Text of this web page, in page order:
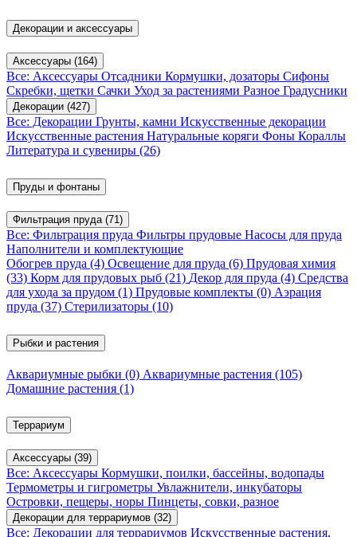
Декорации и аксессуары
Аксессуары (164)
Все: Аксессуары Отсадники Кормушки, дозаторы Сифоны
Скребки, щетки Сачки Уход за растениями Разное Градусники
Декорации (427)
Все: Декорации Грунты, камни Искусственные декорации
Искусственные растения Натуральные коряги Фоны Кораллы
Литература и сувениры (26)
Пруды и фонтаны
Фильтрация пруда (71)
Все: Фильтрация пруда Фильтры прудовые Насосы для пруда
Наполнители и комплектующие
Обогрев пруда (4) Освещение для пруда (6) Прудовая химия
(33) Корм для прудовых рыб (21) Декор для пруда (4) Средства
для ухода за прудом (1) Прудовые комплекты (0) Аэрация
пруда (37) Стерилизаторы (10)
Рыбки и растения
Аквариумные рыбки (0) Аквариумные растения (105)
Домашние растения (1)
Террариум
Аксессуары (39)
Все: Аксессуары Кормушки, поилки, бассейны, водопады
Термометры и гигрометры Увлажнители, инкубаторы
Островки, пещеры, норы Пинцеты, совки, разное
Декорации для террариумов (32)
Все: Декорации для террариумов Искусственные растения,